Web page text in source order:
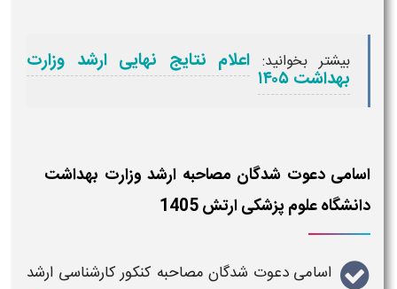
بیشتر بخوانید: اعلام نتایج نهایی ارشد وزارت
بهداشت ۱۴۰۵
اسامی دعوت شدگان مصاحبه ارشد وزارت بهداشت
دانشگاه علوم پزشکی ارتش 1405
اسامی دعوت شدگان مصاحبه کنکور کارشناسی ارشد